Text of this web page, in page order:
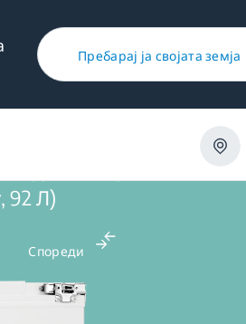
Пребарај ја својата земја
92 Л)
Спореди